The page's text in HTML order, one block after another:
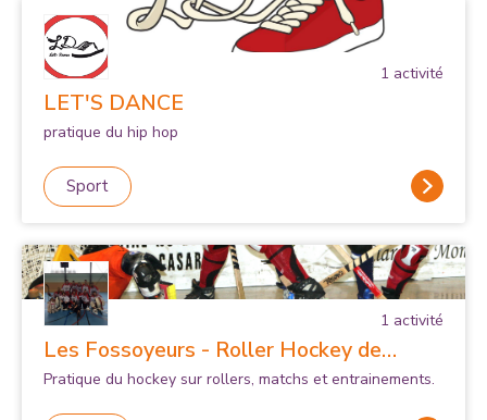
1 activité
LET'S DANCE
pratique du hip hop
Sport
1 activité
Les Fossoyeurs - Roller Hockey de
Fosses
Pratique du hockey sur rollers, matchs et entrainements.